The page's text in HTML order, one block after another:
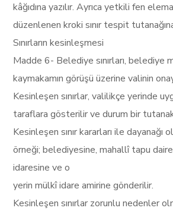
kâğıdına yazılır. Ayrıca yetkili fen
düzenlenen kroki sınır tespit
Sınırların kesinleşmesi
Madde 6- Belediye sınırları, belediye
kaymakamın görüşü üzerine valinin
Kesinleşen sınırlar, valilikçe yerinde
taraflara gösterilir ve durum bir
Kesinleşen sınır kararları ile
örneği; belediyesine, mahallî tapu
idaresine ve o
yerin mülkî idare amirine gönderilir.
Kesinleşen sınırlar zorunlu nedenler